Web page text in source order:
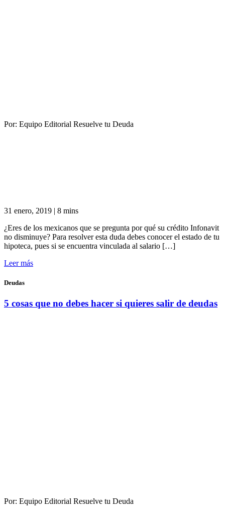
Por: Equipo Editorial Resuelve tu Deuda
31 enero, 2019 | 8 mins
¿Eres de los mexicanos que se pregunta por qué su crédito Infonavit
no disminuye? Para resolver esta duda debes conocer el estado de tu
hipoteca, pues si se encuentra vinculada al salario […]
Leer más
Deudas
5 cosas que no debes hacer si quieres salir de deudas
Por: Equipo Editorial Resuelve tu Deuda